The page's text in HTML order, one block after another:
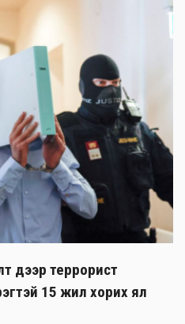
дээр террорист
15 жил хорих ял